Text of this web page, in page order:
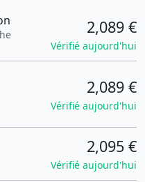
2,089 €
Vérifié aujourd'hui
2,089 €
Vérifié aujourd'hui
2,095 €
Vérifié aujourd'hui